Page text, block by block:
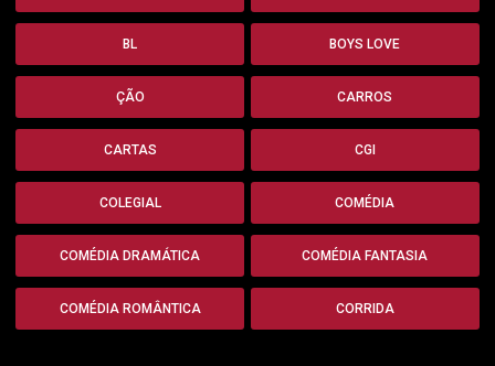
BL BOYS LOVE
ÇÃO CARROS
CARTAS CGI
COLEGIAL COMÉDIA
COMÉDIA DRAMÁTICA COMÉDIA FANTASIA
COMÉDIA ROMÂNTICA CORRIDA